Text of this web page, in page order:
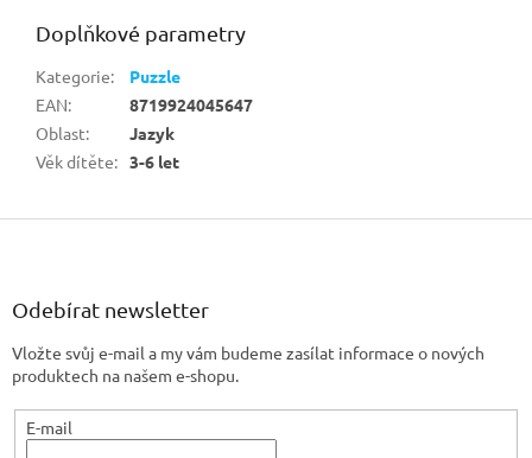
Doplňkové parametry
Kategorie:
Puzzle
EAN:
8719924045647
Oblast:
Jazyk
Věk dítěte: 3-6 let
Z
Odebírat newsletter
Vložte svůj e-mail a my vám budeme zasílat informace o nových
produktech na našem e-shopu.
E-mail